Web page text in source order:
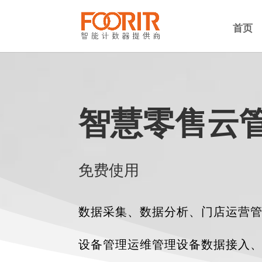
首页
智慧零售云
免费使用
数据采集​​、数据分析、门店运营
设备管理运维管理设备数据接入